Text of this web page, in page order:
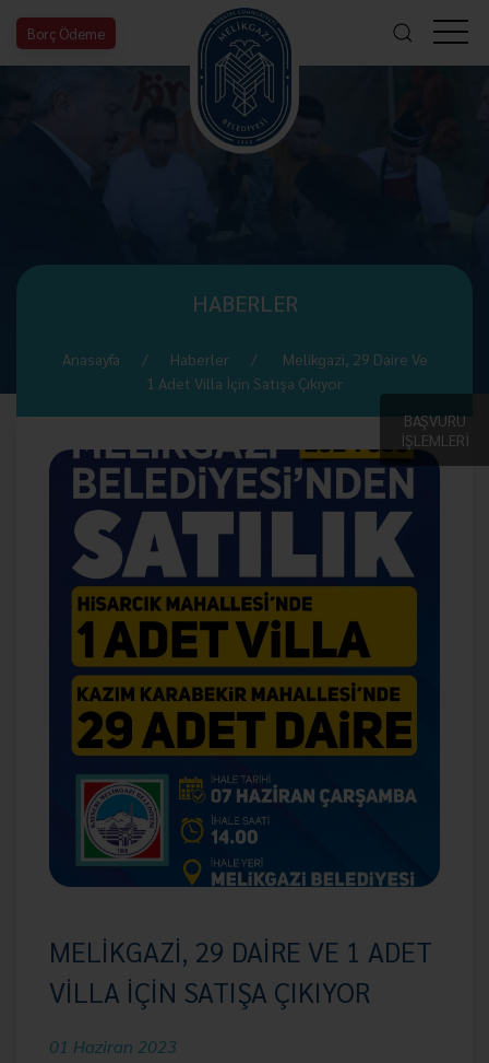
Borç Ödeme
BAŞVURU
İŞLEMLERİ
HABERLER
Anasayfa Haberler
Melikgazi, 29 Daire Ve
1 Adet Villa İçin Satışa Çıkıyor
MELİKGAZİ, 29 DAİRE VE 1 ADET
VİLLA İÇİN SATIŞA ÇIKIYOR
01 Haziran 2023